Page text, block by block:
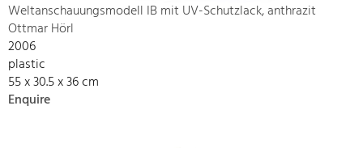
Weltanschauungsmodell IB mit UV-Schutzlack, anthrazit
Ottmar Hörl
2006
plastic
55 x 30.5 x 36 cm
Enquire